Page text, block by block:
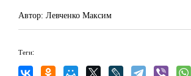
Автор: Левченко Максим
Теги: